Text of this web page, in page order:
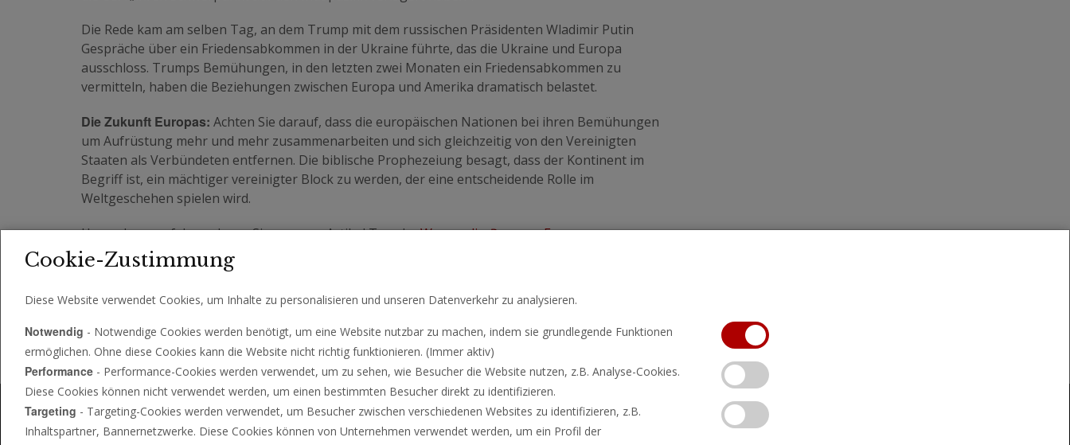
Die Rede kam am selben Tag, an dem Trump mit dem russischen Präsidenten Wladimir Putin
Gespräche über ein Friedensabkommen in der Ukraine führte, das die Ukraine und Europa
ausschloss. Trumps Bemühungen, in den letzten zwei Monaten ein Friedensabkommen zu
vermitteln, haben die Beziehungen zwischen Europa und Amerika dramatisch belastet.
Die Zukunft Europas: Achten Sie darauf, dass die europäischen Nationen bei ihren Bemühungen
um Aufrüstung mehr und mehr zusammenarbeiten und sich gleichzeitig von den Vereinigten
Staaten als Verbündeten entfernen. Die biblische Prophezeiung besagt, dass der Kontinent im
Begriff ist, ein mächtiger vereinigter Block zu werden, der eine entscheidende Rolle im
Weltgeschehen spielen wird.
Um mehr zu erfahren, lesen Sie unseren Artikel Trends „Warum diePosauneEuropas
fortschreitendes Einigungsprojekt beobachtet
Cookie-Zustimmung
Diese Website verwendet Cookies, um Inhalte zu personalisieren und unseren Datenverkehr zu analysieren.
Notwendig - Notwendige Cookies werden benötigt, um eine Website nutzbar zu machen, indem sie grundlegende Funktionen
ermöglichen. Ohne diese Cookies kann die Website nicht richtig funktionieren. (Immer aktiv)
Performance - Performance-Cookies werden verwendet, um zu sehen, wie Besucher die Website nutzen, z.B. Analyse-Cookies.
Diese Cookies können nicht verwendet werden, um einen bestimmten Besucher direkt zu identifizieren.
Targeting - Targeting-Cookies werden verwendet, um Besucher zwischen verschiedenen Websites zu identifizieren, z.B.
Inhaltspartner, Bannernetzwerke. Diese Cookies können von Unternehmen verwendet werden, um ein Profil der